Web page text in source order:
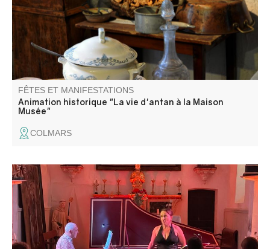
FÊTES ET MANIFESTATIONS
Animation historique "La vie d'antan à la Maison
Musée"
COLMARS
Le festival Asse-Arcadie participe à la création d’un
moment spécifique de rencontre et d’échange annuel où
praticiens des musiques savantes anciennes du pourtour
méditerranéen et d'Europe partagent et font partager les
fruits de leur passion.